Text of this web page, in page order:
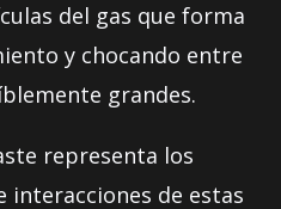
del gas que forma
y chocando entre
grandes.
representa los
interacciones de estas